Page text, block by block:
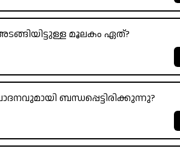
മൂലകം ഏത്?
ബന്ധപ്പെട്ടിരിക്കുന്നു?